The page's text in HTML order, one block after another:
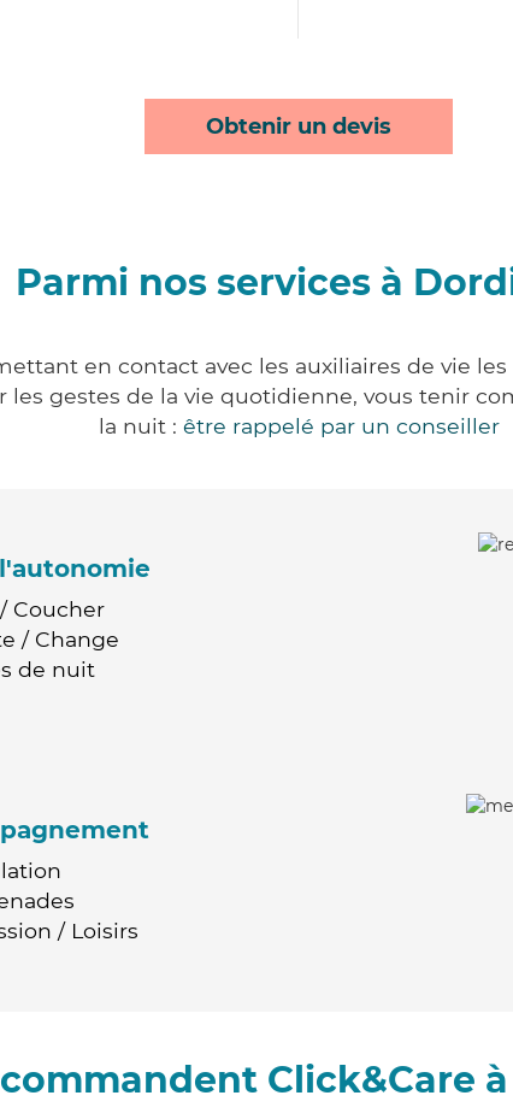
Obtenir un devis
Parmi nos services à
en contact avec les auxiliaires de vie
les gestes de la vie quotidienne, vous tenir
la nuit : être rappelé par un conseiller
Coucher
/ Change
de nuit
/ Loisirs
Click&Care